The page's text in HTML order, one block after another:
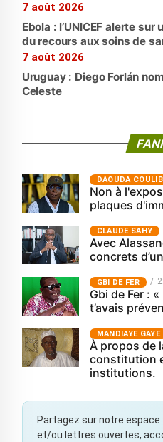
7 août 2026
Ebola : l’UNICEF alerte
du recours aux soins de
7 août 2026
Uruguay : Diego Forlán
Celeste
‎DAOUDA
Non à
plaques
CLAUDE SAHY
Avec
concrets
GBI DE FER
Gbi de Fer :
t’avais
MANDIAYE GAYE
À propos de
constitution
institutions.
Partagez sur notre espace
et/ou lettres ouvertes,